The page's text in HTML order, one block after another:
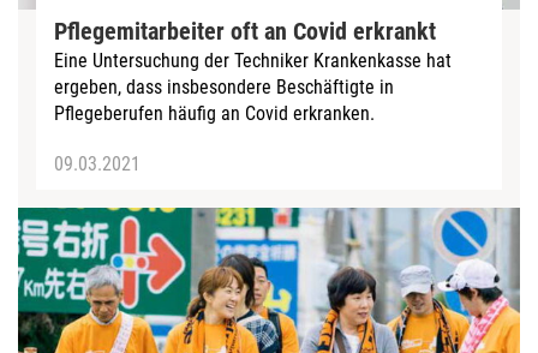
Pflegemitarbeiter oft an Covid erkrankt
Eine Untersuchung der Techniker Krankenkasse hat
ergeben, dass insbesondere Beschäftigte in
Pflegeberufen häufig an Covid erkranken.
09.03.2021